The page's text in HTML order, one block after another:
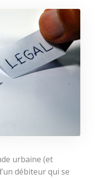
urbaine (et
débiteur qui se